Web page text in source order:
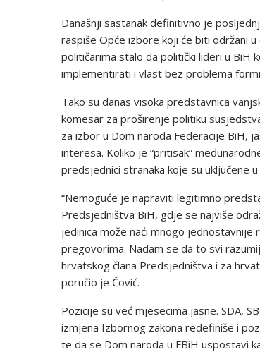
Današnji sastanak definitivno je
raspiše Opće izbore koji će biti održani
političarima stalo da politički lideri u BiH
implementirati i vlast bez problema
Tako su danas visoka predstavnica
komesar za proširenje politiku
za izbor u Dom naroda Federacije BiH,
interesa. Koliko je “pritisak”
predsjednici stranaka koje su uključene
“Nemoguće je napraviti legitimno
Predsjedništva BiH, gdje se najviše
jedinica može naći mnogo
pregovorima. Nadam se da to svi
hrvatskog člana Predsjedništva i za
poručio je Čović.
Pozicije su već mjesecima jasne. SDA,
izmjena Izbornog zakona redefiniše i
te da se Dom naroda u FBiH uspostavi